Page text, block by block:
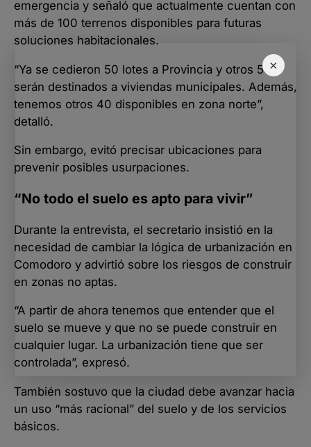
×
emergencia y señaló que actualmente cuentan con
más de 100 terrenos disponibles para futuras
soluciones habitacionales.
“Ya se cedieron 50 lotes a Provincia y otros 50
serán destinados a viviendas municipales. Además,
tenemos otros 40 disponibles en zona norte”,
detalló.
Sin embargo, evitó precisar ubicaciones para
prevenir posibles usurpaciones.
“No todo el suelo es apto para vivir”
Durante la entrevista, el secretario insistió en la
necesidad de cambiar la lógica de urbanización en
Comodoro y advirtió sobre los riesgos de construir
en zonas no aptas.
“A partir de ahora tenemos que entender que el
suelo se mueve y que no se puede construir en
cualquier lugar. La urbanización tiene que ser
controlada”, expresó.
También sostuvo que la ciudad debe avanzar hacia
un uso “más racional” del suelo y de los servicios
básicos.